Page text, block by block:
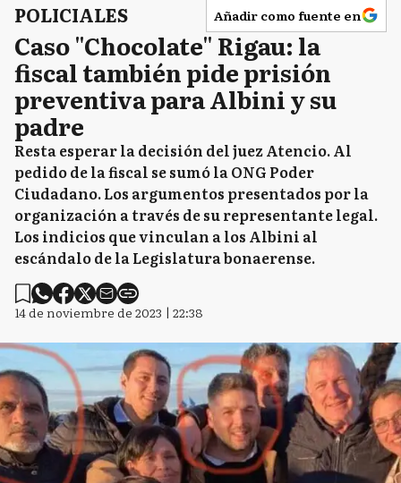
POLICIALES Añadir como fuente en
Caso "Chocolate" Rigau: la
fiscal también pide prisión
preventiva para Albini y su
padre
Resta esperar la decisión del juez Atencio. Al
pedido de la fiscal se sumó la ONG Poder
Ciudadano. Los argumentos presentados por la
organización a través de su representante legal.
Los indicios que vinculan a los Albini al
escándalo de la Legislatura bonaerense.
14 de noviembre de 2023 | 22:38